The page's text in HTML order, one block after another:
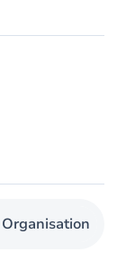
Organisation